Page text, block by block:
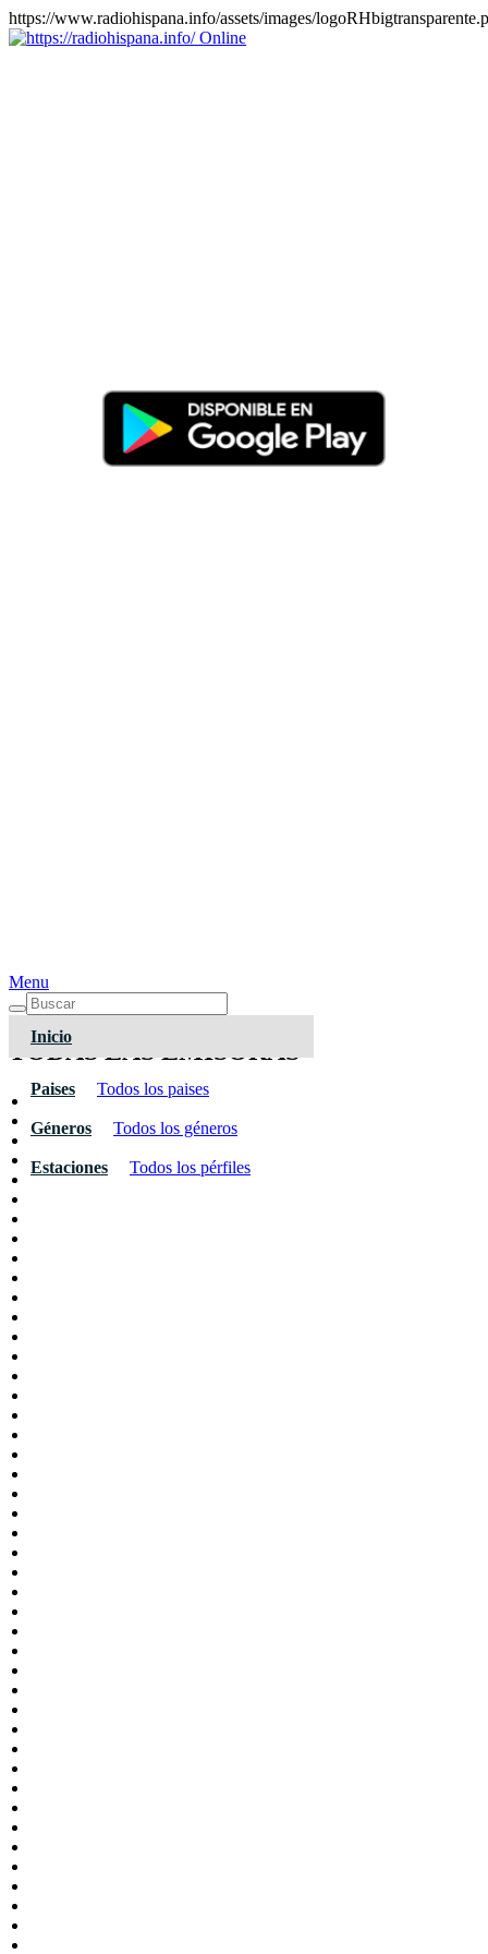
https://www.radiohispana.info/assets/images/
Online
Menu
Inicio
Paises Todos los paises
Géneros Todos los géneros
Estaciones Todos los pérfiles
TODAS LAS EMISORAS